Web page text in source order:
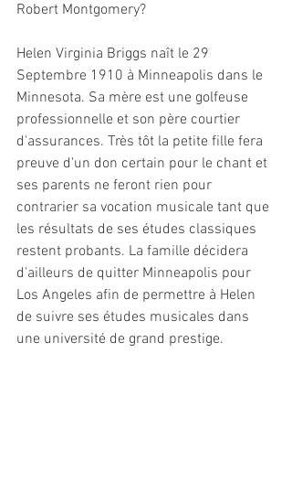
Robert Montgomery?
Helen Virginia Briggs naît le 29
Septembre 1910 à Minneapolis dans le
Minnesota. Sa mère est une golfeuse
professionnelle et son père courtier
d'assurances. Très tôt la petite fille fera
preuve d'un don certain pour le chant et
ses parents ne feront rien pour
contrarier sa vocation musicale tant que
les résultats de ses études classiques
restent probants. La famille décidera
d'ailleurs de quitter Minneapolis pour
Los Angeles afin de permettre à Helen
de suivre ses études musicales dans
une université de grand prestige.